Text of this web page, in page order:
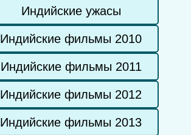
Индийские ужасы
Индийские фильмы 2010
Индийские фильмы 2011
Индийские фильмы 2012
Индийские фильмы 2013